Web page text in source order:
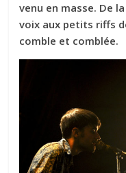
venu en masse. De
voix aux petits riffs
comble et comblée.